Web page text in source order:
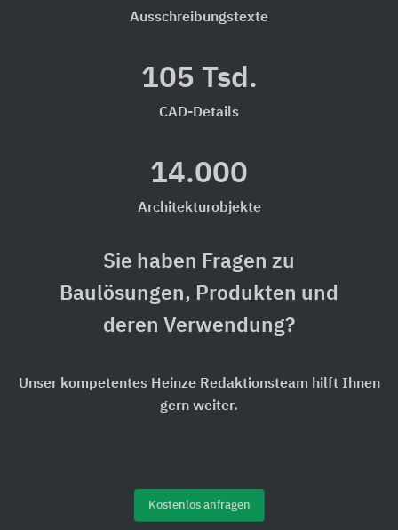
Ausschreibungstexte
105 Tsd.
CAD-Details
14.000
Architekturobjekte
Sie haben Fragen zu
Baulösungen, Produkten und
deren Verwendung?
Unser kompetentes Heinze Redaktionsteam hilft Ihnen
gern weiter.
Kostenlos anfragen